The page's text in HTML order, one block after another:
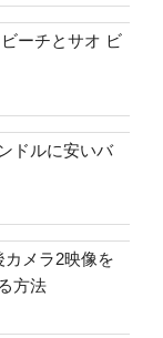
ーチとサオ ビ
ドルに安いバ
カメラ2映像を
方法